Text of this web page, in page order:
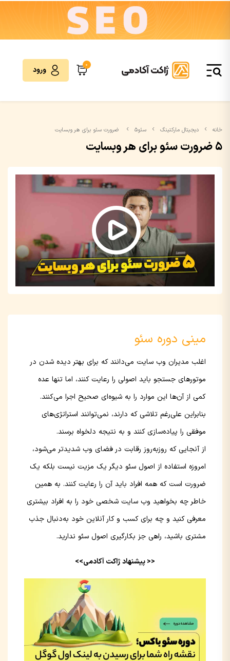
0
ورود
خانه دیجیتال مارکتینگ سئو۵ ضرورت سئو برای هر وبسایت
۵ ضرورت سئو برای هر وبسایت
مینی دوره سئو
اغلب مدیران وب سایت می‌دانند که برای بهتر دیده شدن در
موتورهای جستجو باید اصولی را رعایت کنند، اما تنها عده
کمی از آن‌ها این موارد را به‌ شیوه‌ای صحیح اجرا می‌کنند.
بنابراین علی‌رغم تلاشی که دارند، نمی‌توانند استراتژی‌های
موفقی را پیاده‌سازی کنند و به نتیجه دلخواه برسند.
از آنجایی که روزبه‌روز رقابت در فضای وب شدیدتر می‌شود،
امروزه استفاده از اصول سئو دیگر یک مزیت نیست بلکه یک
ضرورت است که همه افراد باید آن‌ را رعایت کنند. به همین
خاطر چه بخواهید وب سایت شخصی خود را به افراد بیشتری
معرفی کنید و چه برای کسب و کار آنلاین خود به‌دنبال جذب
مشتری باشید، راهی جز بکارگیری اصول سئو ندارید.
<< پیشنهاد ژاکت آکادمی>>